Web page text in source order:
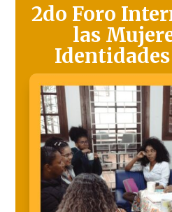
2do Foro
las